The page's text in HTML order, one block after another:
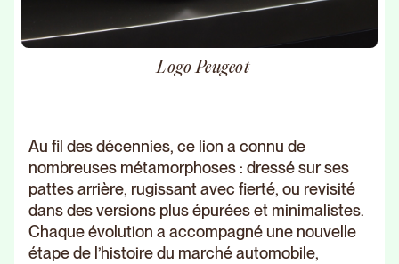
Logo Peugeot
Au fil des décennies, ce lion a connu de
nombreuses métamorphoses : dressé sur ses
pattes arrière, rugissant avec fierté, ou revisité
dans des versions plus épurées et minimalistes.
Chaque évolution a accompagné une nouvelle
étape de l’histoire du marché automobile,